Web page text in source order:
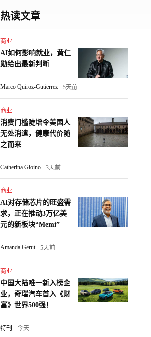
热读文章
商业
AI如何影响就业，黄仁
勋给出最新判断
Marco Quiroz-Gutierrez 5天前
商业
消费门槛陡增令美国人
无处消遣，健康代价随
之而来
Catherina Gioino 3天前
商业
AI对存储芯片的旺盛需
求，正在推动3万亿美
元的新板块“Memi”
Amanda Gerut 5天前
商业
中国大陆唯一新入榜企
业，奇瑞汽车首入《财
富》世界500强！
特刊 今天